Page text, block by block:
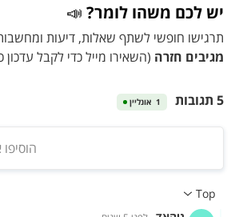
יש לכם משהו לומר? 📣
תרגישו חופשי לשתף שאלות, דיעות
מגיבים חזרה (השאירו מייל כדי לקבל